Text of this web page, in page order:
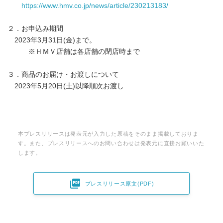
https://www.hmv.co.jp/news/article/230213183/
２．お申込み期間
2023年3月31日(金)まで。
※ＨＭＶ店舗は各店舗の閉店時まで
３．商品のお届け・お渡しについて
2023年5月20日(土)以降順次お渡し
本プレスリリースは発表元が入力した原稿をそのまま掲載しておりま
す。また、プレスリリースへのお問い合わせは発表元に直接お願いいた
します。
 プレスリリース原文(PDF)